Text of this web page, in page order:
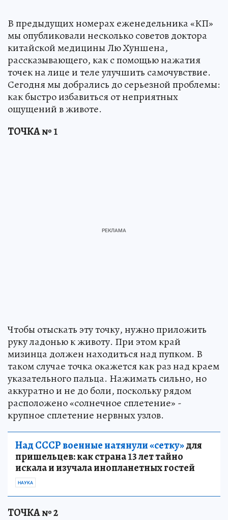
В предыдущих номерах еженедельника «КП»
мы опубликовали несколько советов доктора
китайской медицины Лю Хуншена,
рассказывающего, как с помощью нажатия
точек на лице и теле улучшить самочувствие.
Сегодня мы добрались до серьезной проблемы:
как быстро избавиться от неприятных
ощущений в животе.
ТОЧКА № 1
Чтобы отыскать эту точку, нужно приложить
руку ладонью к животу. При этом край
мизинца должен находиться над пупком. В
таком случае точка окажется как раз над краем
указательного пальца. Нажимать сильно, но
аккуратно и не до боли, поскольку рядом
расположено «солнечное сплетение» -
крупное сплетение нервных узлов.
Над СССР военные натянули «сетку»для
пришельцев: как страна 13 лет тайно
искала и изучала инопланетных гостей
НАУКА
ТОЧКА № 2